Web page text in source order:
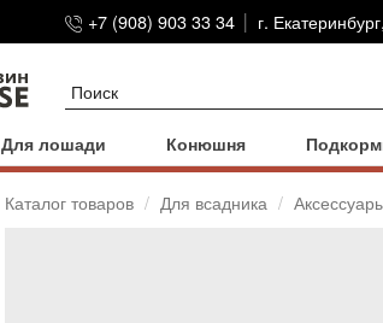
+7 (908) 903 33 34 г.
Для лошади Конюшня
Каталог товаров Для всадника